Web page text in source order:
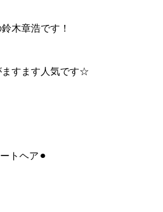
木章浩です！
ますます人気です☆
トヘア⚫︎